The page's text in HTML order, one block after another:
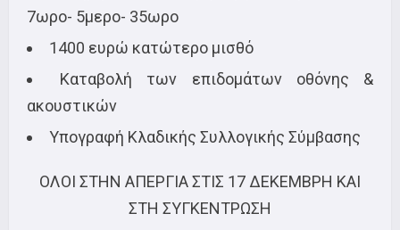
7ωρο- 5μερο- 35ωρο
1400 ευρώ κατώτερο μισθό
Καταβολή των επιδομάτων οθόνης &
ακουστικών
Υπογραφή Κλαδικής Συλλογικής Σύμβασης
ΟΛΟΙ ΣΤΗΝ ΑΠΕΡΓΙΑ ΣΤΙΣ 17 ΔΕΚΕΜΒΡΗ ΚΑΙ
ΣΤΗ ΣΥΓΚΕΝΤΡΩΣΗ